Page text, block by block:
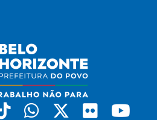
TiktokWhatsapp
X Flickr